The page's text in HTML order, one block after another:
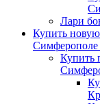
Лари
Купить
Симферополе
Купить